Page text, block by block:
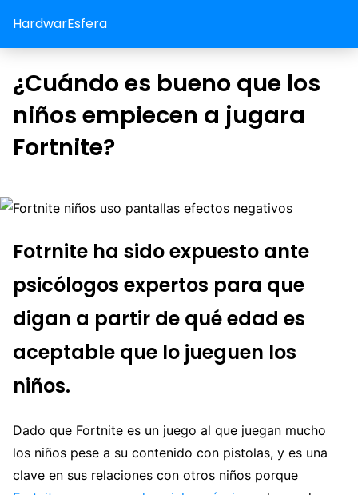
HardwarEsfera
¿Cuándo es bueno que los
niños empiecen a jugara
Fortnite?
Fotrnite ha sido expuesto ante
psicólogos expertos para que
digan a partir de qué edad es
aceptable que lo jueguen los
niños.
Dado que Fortnite es un juego al que juegan mucho
los niños pese a su contenido con pistolas, y es una
clave en sus relaciones con otros niños porque